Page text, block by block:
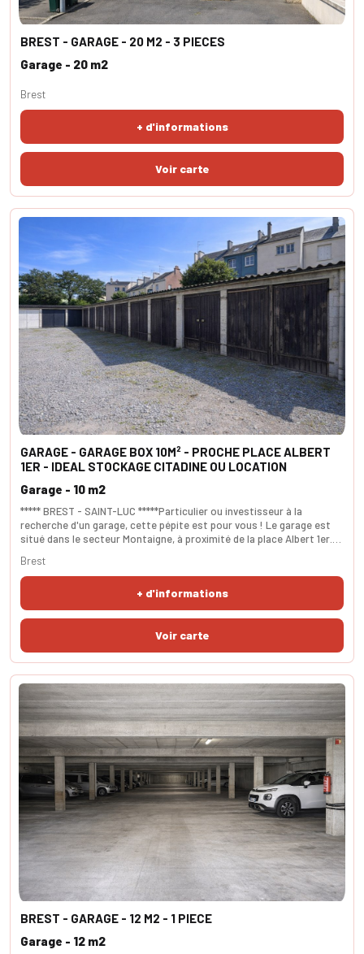
BREST - GARAGE - 20 M2 - 3 PIECES
Garage - 20 m2
+ d'informations
Brest
GARAGE - GARAGE BOX 10M² - PROCHE PLACE ALBERT
1ER - IDEAL STOCKAGE CITADINE OU LOCATION
***** BREST - SAINT-LUC *****Particulier ou investisseur à la
recherche d'un garage, cette pépite est pour vous ! Le garage est
situé dans le secteur Montaigne, à proximité de la place Albert 1er.
stockage. Possibilité de le louer 60/65 euros par mois. SURFACES -
utile 10m².
Garage - 10 m2
+ d'informations
Brest
BREST - GARAGE - 12 M2 - 1 PIECE
Garage - 12 m2